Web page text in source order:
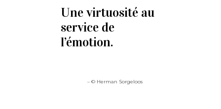
Une virtuosité au
service de
l’émotion.
– © Herman Sorgeloos